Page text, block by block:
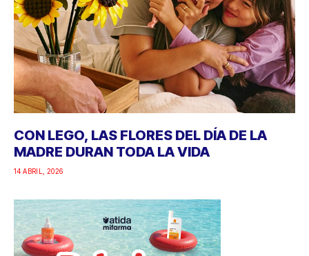
CON LEGO, LAS FLORES DEL DÍA DE LA
MADRE DURAN TODA LA VIDA
14 ABRIL, 2026